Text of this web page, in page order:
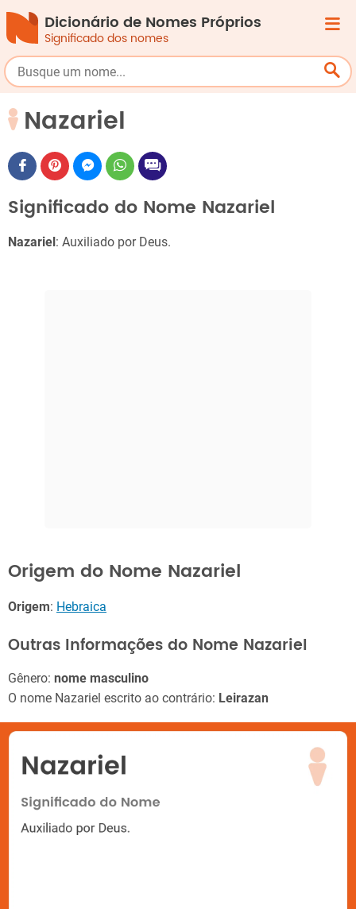
Dicionário de Nomes Próprios
Significado dos nomes
Nazariel
Significado do Nome Nazariel
Nazariel : Auxiliado por Deus.
Origem do Nome Nazariel
Origem: Hebraica
Outras Informações do Nome Nazariel
Gênero: nome masculino
O nome Nazariel escrito ao contrário: Leirazan